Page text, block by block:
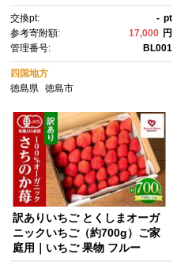
ト プレゼント 贈答 ケーキ グル
メ デザート おやつ お菓子 送料
無料【2026年12月下旬から順
次発送】
交換pt: - pt
参考寄附額:
17,000 円
管理番号:
BL001
四国地方
徳島県
徳島市
訳ありいちご とくしまオーガ
ニックいちご（約700g）ご家
庭用｜いちご 果物 フルー